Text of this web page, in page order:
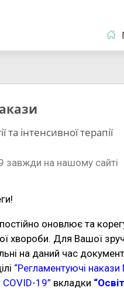
та інтенсивної терапії
завжди на нашому сайті
оновлює та
хвороби. Для Вашої
на даний час
“Регламентуючі
19” вкладки